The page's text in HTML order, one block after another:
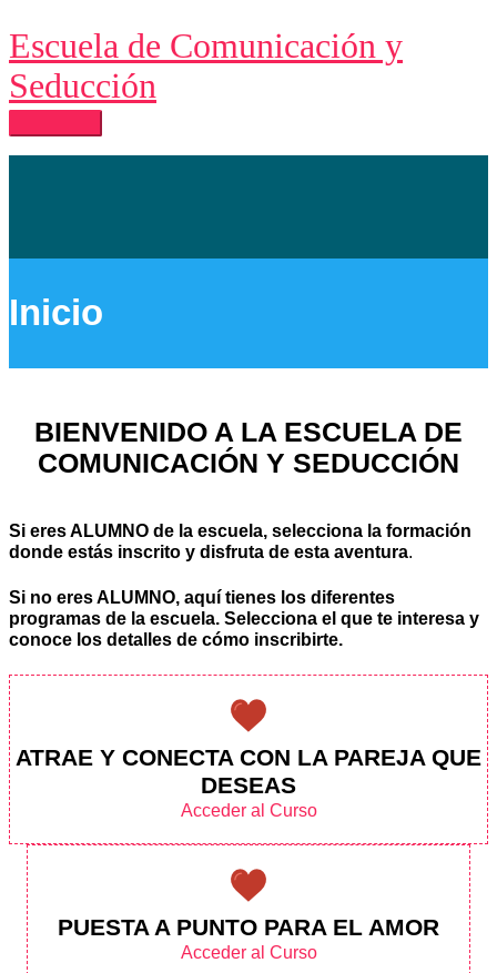
al
contenido
Escuela de Comunicación y
Seducción
Menú
principal
Inicio
BIENVENIDO A LA ESCUELA DE
COMUNICACIÓN Y SEDUCCIÓN
Si eres ALUMNO de la escuela, selecciona la formación
donde estás inscrito y disfruta de esta aventura.
Si no eres ALUMNO, aquí tienes los diferentes
programas de la escuela. Selecciona el que te interesa y
conoce los detalles de cómo inscribirte.
ATRAE Y CONECTA CON LA PAREJA QUE
DESEAS
Acceder al Curso
PUESTA A PUNTO PARA EL AMOR
Acceder al Curso